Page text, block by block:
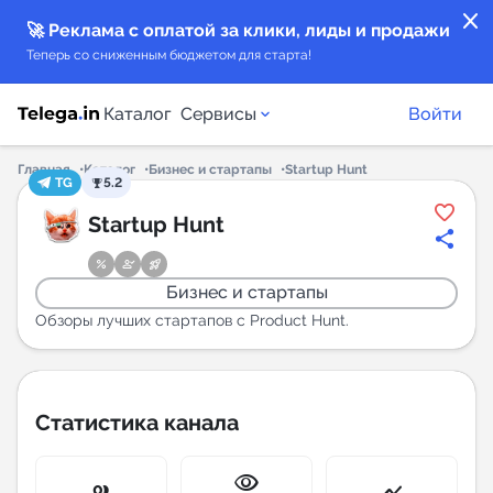
close
🚀 Реклама с оплатой за клики, лиды и продажи
Теперь со сниженным бюджетом для старта!
Каталог Сервисы
Каталог каналов
Каталог ботов
Горящие предложения
Индекс читаемости каналов в Telegram
New
Войти
Главная Каталог Бизнес и стартапы
Startup Hunt
TG
5.2
Startup Hunt
Бизнес и стартапы
Обзоры лучших стартапов с Product Hunt.
Статистика канала
visibility